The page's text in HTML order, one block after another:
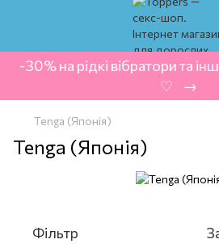
-30% на рідкі вібратори та
‍ ♡ ‍ → ‍
Tenga (Японія)
Tenga (Японія)
Фільтр